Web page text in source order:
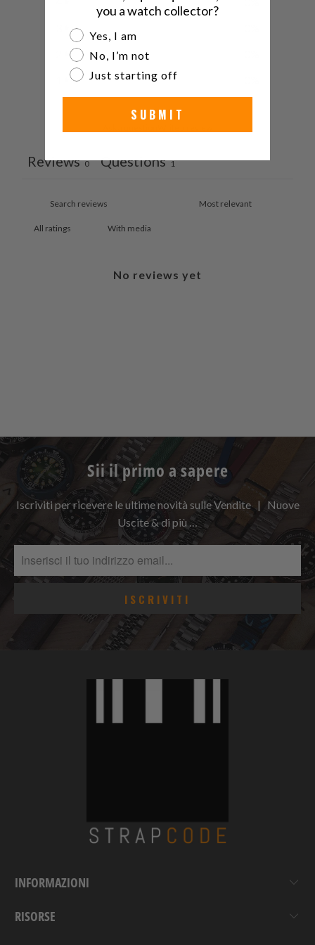
Reviews 0 Questions 1
With media
No reviews yet
Sii il primo a sapere
Iscriviti per ricevere le ultime novità sulle Vendite | Nuove
Uscite & di più …
INFORMAZIONI
RISORSE
you a watch collector?
Are you a watch collector?
Yes, I am
No, I’m not
Just starting off
SUBMIT